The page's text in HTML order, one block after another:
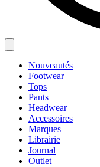
Nouveautés
Footwear
Tops
Pants
Headwear
Accessoires
Marques
Librairie
Journal
Outlet